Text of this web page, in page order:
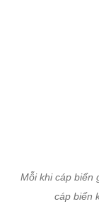
bị thiếu hụt
CMC